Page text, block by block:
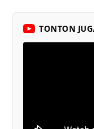
TONTON